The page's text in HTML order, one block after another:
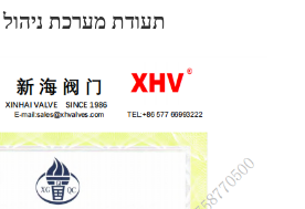
תעודת מערכת ניהול